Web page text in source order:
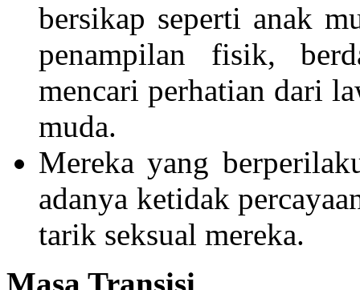
bersikap seperti anak
penampilan fisik,
mencari perhatian dari
muda.
Mereka yang
adanya ketidak
tarik seksual mereka.
Masa Transisi